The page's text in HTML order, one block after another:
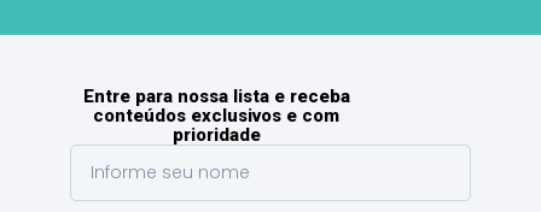
Entre para nossa lista e receba
conteúdos exclusivos e com
prioridade